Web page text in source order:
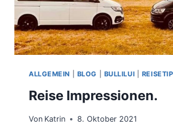
ALLGEMEIN BLOG BULLILUI
Reise Impressionen.
Von Katrin 8. Oktober 2021